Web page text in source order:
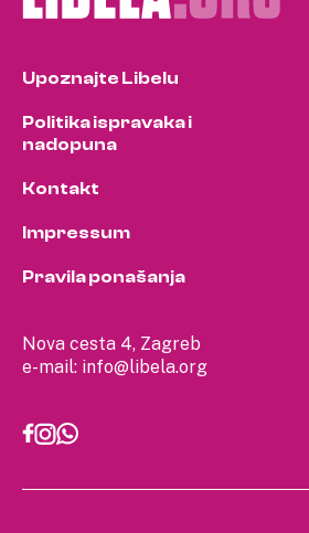
Nova cesta 4, Zagreb
e-mail: info@libela.org
Upoznajte Libelu
Politika ispravaka i
nadopuna
Kontakt
Impressum
Pravila ponašanja